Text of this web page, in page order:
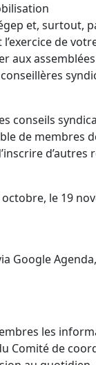
et, surtout,
de
aux
conseils
de membres
d’autres
le 19
Google
les
Comité de